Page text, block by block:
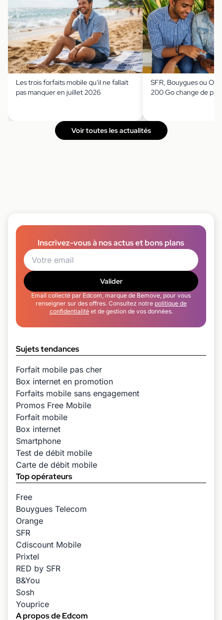
Les trois forfaits mobile qu'il ne fallait
pas manquer en juillet 2026
SFR, Bouygues ou
200 Go change de
Voir toutes les actualités
Inscrivez-vous à nos actus et bons plans
Valider
Email collecté par Edcom, marque de Bemove, pour vous
renseigner sur des offres. Consultez notre politique de
confidentialitéet de gestion de vos données.
Sujets tendances
Forfait mobile pas cher
Box internet en promotion
Forfaits mobile sans engagement
Promos Free Mobile
Forfait mobile
Box internet
Smartphone
Test de débit mobile
Carte de débit mobile
Top opérateurs
Free
Bouygues Telecom
Orange
SFR
Cdiscount Mobile
Prixtel
RED by SFR
B&You
Sosh
Youprice
A propos de Edcom